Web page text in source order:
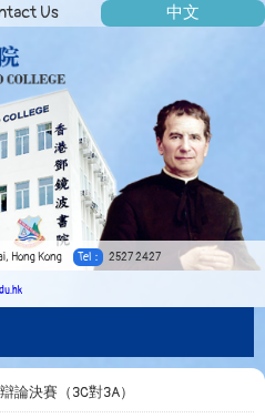
Hong Kong Tel： 2527 2427
中文
Us
論決賽（3C對3A）